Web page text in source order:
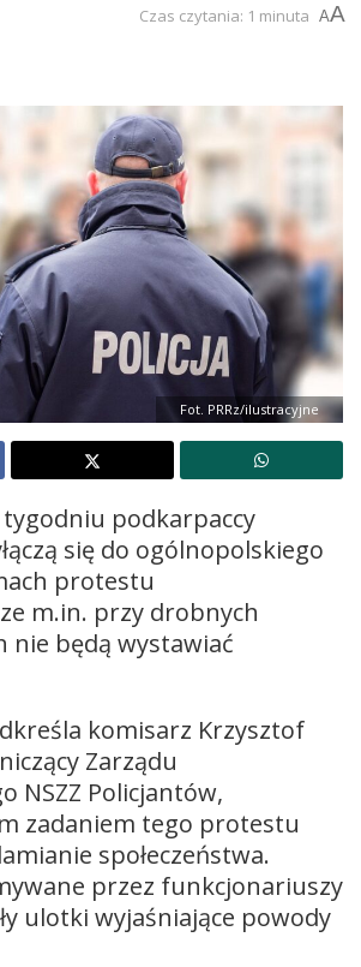
Czas czytania: 1 minuta AA
Fot. PRRz/ilustracyjne
tygodniu podkarpaccy
się do ogólnopolskiego
protestu
m.in. przy drobnych
nie będą wystawiać
komisarz Krzysztof
Zarządu
NSZZ Policjantów,
zadaniem tego protestu
społeczeństwa.
przez funkcjonariuszy
ulotki wyjaśniające powody